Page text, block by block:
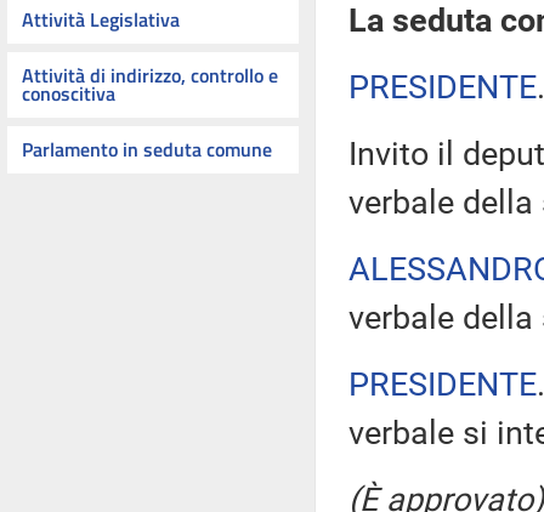
Attività Legislativa
Attività di indirizzo, controllo e
conoscitiva
Parlamento in seduta comune
La seduta
PRESIDENTE
Invito il
verbale della
verbale
PRESIDENTE
verbale si
(È approvato)